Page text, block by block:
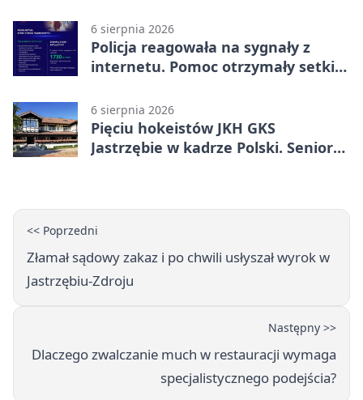
6 sierpnia 2026
Policja reagowała na sygnały z
internetu. Pomoc otrzymały setki
6 sierpnia 2026
Pięciu hokeistów JKH GKS
Jastrzębie w kadrze Polski. Seniorzy
<< Poprzedni
Złamał sądowy zakaz i po chwili usłyszał wyrok w
Jastrzębiu-Zdroju
Następny >>
Dlaczego zwalczanie much w restauracji wymaga
specjalistycznego podejścia?